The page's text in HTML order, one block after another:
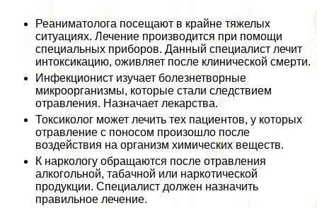
Реаниматолога посещают в крайне тяжелых
ситуациях. Лечение производится при помощи
специальных приборов. Данный специалист лечит
интоксикацию, оживляет после клинической cмepти.
Инфекционист изучает болезнетворные
микроорганизмы, которые стали следствием
отравления. Назначает лекарства.
Токсиколог может лечить тех пациентов, у которых
отравление с поносом произошло после
воздействия на организм химических веществ.
К наркологу обращаются после отравления
алкогольной, табачной или наркотической
продукции. Специалист должен назначить
правильное лечение.